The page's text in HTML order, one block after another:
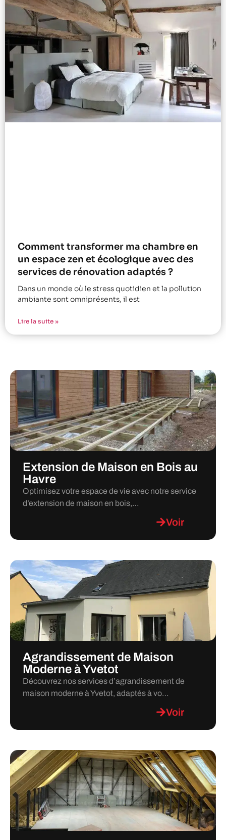
Comment transformer ma chambre en
un espace zen et écologique avec des
services de rénovation adaptés ?
Dans un monde où le stress quotidien et la pollution
ambiante sont omniprésents, il est
Lire la suite »
Extension de Maison en Bois au
Havre
Optimisez votre espace de vie avec notre service
d’extension de maison en bois,…
Voir
Agrandissement de Maison
Moderne à Yvetot
Découvrez nos services d’agrandissement de
maison moderne à Yvetot, adaptés à vo…
Voir